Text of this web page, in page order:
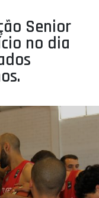
Senior
no dia